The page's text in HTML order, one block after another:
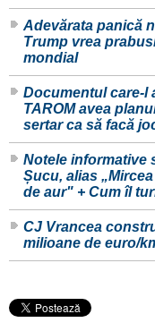
Adevărata panică
Trump vrea
mondial
Documentul care-l
TAROM avea
sertar ca să facă
Notele informative
Șucu, alias
de aur" + Cum îl
CJ Vrancea
milioane de euro/